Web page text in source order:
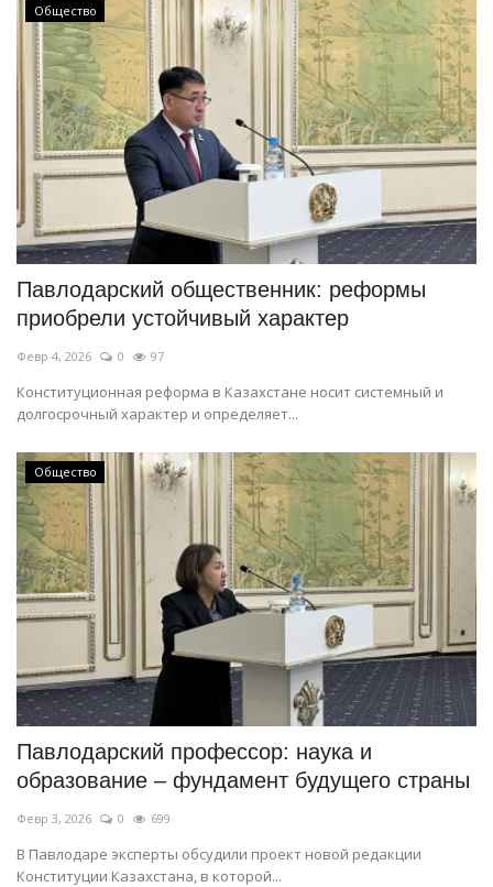
Общество
Павлодарский общественник: реформы
приобрели устойчивый характер
Февр 4, 2026 0 97
Конституционная реформа в Казахстане носит системный и
долгосрочный характер и определяет...
Общество
Павлодарский профессор: наука и
образование – фундамент будущего страны
Февр 3, 2026 0 699
В Павлодаре эксперты обсудили проект новой редакции
Конституции Казахстана, в которой...